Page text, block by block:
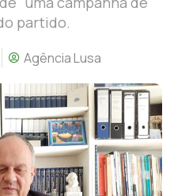
partido.
Agência Lusa